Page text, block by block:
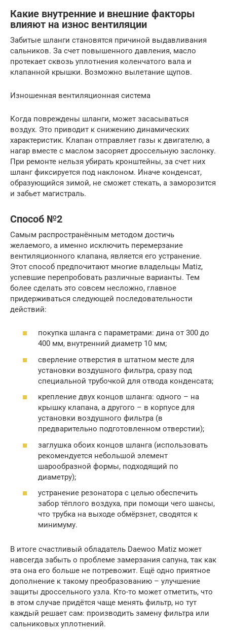
Какие внутренние и внешние факторы
влияют на износ вентиляции
Забитые шланги становятся причиной выдавливания
сальников. За счет повышенного давления, масло
протекает сквозь уплотнения коленчатого вала и
клапанной крышки. Возможно вылетание щупов.
Изношенная вентиляционная система
Когда повреждены шланги, может засасываться
воздух. Это приводит к снижению динамических
характеристик. Клапан отправляет газы к двигателю, а
нагар вместе с маслом засоряет дроссельную заслонку.
При ремонте нельзя убирать кронштейны, за счет них
шланг фиксируется под наклоном. Иначе конденсат,
образующийся зимой, не сможет стекать, а заморозится
и забьет магистраль.
Способ №2
Самым распространённым методом достичь
желаемого, а именно исключить перемерзание
вентиляционного клапана, является его устранение.
Этот способ предпочитают многие владельцы Matiz,
успевшие перепробовать различные варианты. Тем
более сделать это совсем несложно, главное
придерживаться следующей последовательности
действий:
покупка шланга с параметрами: дина от 300 до
400 мм, внутренний диаметр 10 мм;
сверление отверстия в штатном месте для
установки воздушного фильтра, сразу под
специальной трубочкой для отвода конденсата;
крепление двух концов шланга: одного – на
крышку клапана, а другого – в корпусе для
установки воздушного фильтра (в
предварительно подготовленном отверстии);
заглушка обоих концов шланга (использовать
рекомендуется небольшой элемент
шарообразной формы, подходящий по
диаметру);
устранение резонатора с целью обеспечить
забор тёплого воздуха, при помощи чего шансы,
что трубка на выходе обмёрзнет, сводятся к
минимуму.
В итоге счастливый обладатель Daewoo Matiz может
навсегда забыть о проблеме замерзания сапуна, так как
эта она его больше не потревожит. Ещё одно приятное
дополнение к такому преобразованию – улучшение
защиты дроссельного узла. Кто-то может отметить, что
в этом случае придётся чаще менять фильтр, но тут
каждый решает сам: производить замену фильтра или
сальниковых уплотнений.